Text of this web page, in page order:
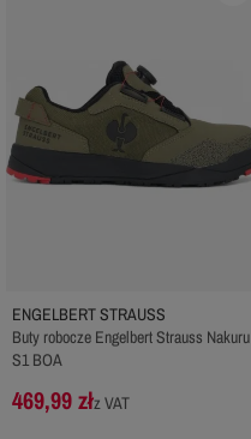
ENGELBERT STRAUSS
Buty robocze Engelbert Strauss Nakuru
S1 BOA
469,99 złz VAT